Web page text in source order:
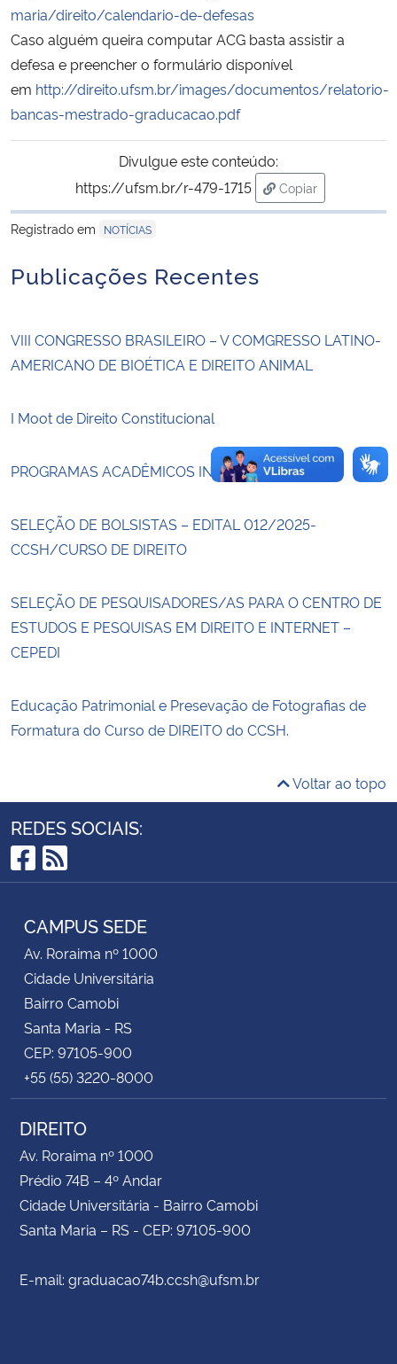
Ministério do Turismo
Ministério do Desenvolvimento Regional
Controladoria-Geral da União
Ministério da Mulher, da Família e dos Direitos Humanos
Secretaria-Geral
maria/direito/calendario-de-defesas
Caso alguém queira computar ACG basta assistir a
defesa e preencher o formulário disponível
em http://direito.ufsm.br/images/documentos/relatorio-
bancas-mestrado-graducacao.pdf
Divulgue este conteúdo:
https://ufsm.br/r-479-1715
Copiar
para área de
Registrado em
NOTÍCIAS
Publicações Recentes
VIII CONGRESSO BRASILEIRO – V COMGRESSO LATINO-
AMERICANO DE BIOÉTICA E DIREITO ANIMAL
I Moot de Direito Constitucional
PROGRAMAS ACADÊMICOS INTERNACIONAIS
SELEÇÃO DE BOLSISTAS – EDITAL 012/2025-
CCSH/CURSO DE DIREITO
SELEÇÃO DE PESQUISADORES/AS PARA O CENTRO DE
ESTUDOS E PESQUISAS EM DIREITO E INTERNET –
CEPEDI
Educação Patrimonial e Presevação de Fotografias de
Formatura do Curso de DIREITO do CCSH.
Voltar ao topo
REDES SOCIAIS:
Facebook
RSS
CAMPUS SEDE
Av. Roraima nº 1000
Cidade Universitária
Bairro Camobi
Santa Maria - RS
CEP: 97105-900
+55 (55) 3220-8000
DIREITO
Av. Roraima nº 1000
Prédio 74B – 4º Andar
Cidade Universitária - Bairro Camobi
Santa Maria – RS - CEP: 97105-900
E-mail: graduacao74b.ccsh@ufsm.br